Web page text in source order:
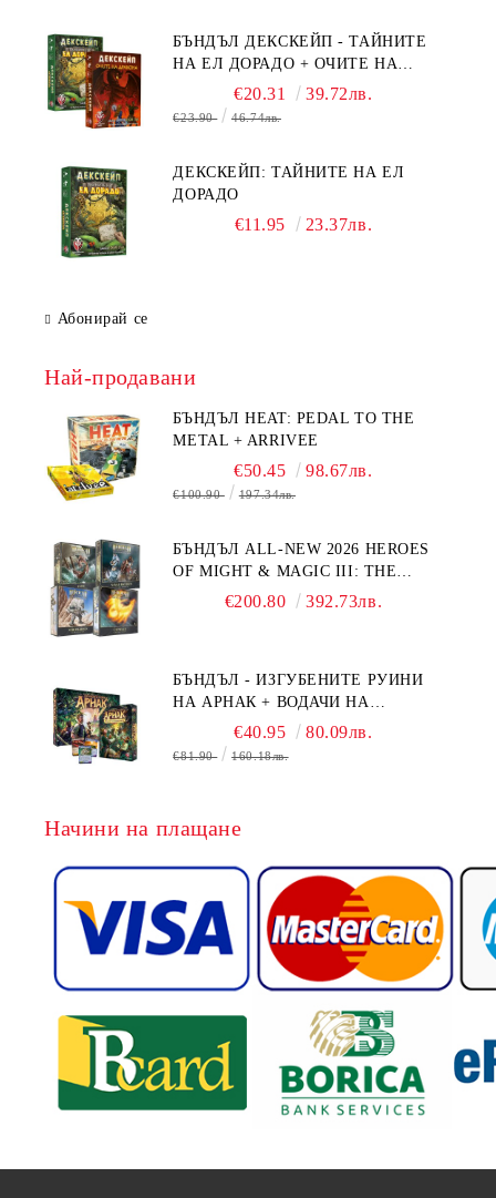
БЪНДЪЛ ДЕКСКЕЙП - ТАЙНИТЕ
НА ЕЛ ДОРАДО + ОЧИТЕ НА
ДРАКОНА€20.31 39.72лв.
€23.90 46.74лв.
ДЕКСКЕЙП: ТАЙНИТЕ НА ЕЛ
ДОРАДО
€11.95 23.37лв.
Абонирай се
Най-продавани
БЪНДЪЛ HEAT: PEDAL TO THE
METAL + ARRIVEE
€50.45 98.67лв.
€100.90 197.34лв.
БЪНДЪЛ ALL-NEW 2026 HEROES
OF MIGHT & MAGIC III: THE
BOARD GAME EXPANSIONS -
€200.80 392.73лв.
БЪНДЪЛ - ИЗГУБЕНИТЕ РУИНИ
НА АРНАК + ВОДАЧИ НА
ЕКСПЕДИЦИИ + ПРОМО КАРТИ
БЕЗПЛАТНО
€40.95 80.09лв.
€81.90 160.18лв.
Начини на плащане